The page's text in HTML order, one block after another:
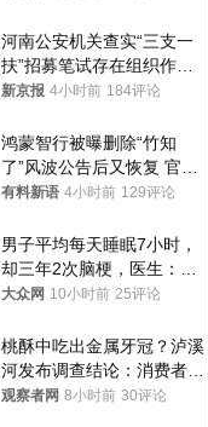
河南公安机关查实“三支一
扶”招募笔试存在组织作弊
犯罪行为
新京报 4小时前 184评论
鸿蒙智行被曝删除“竹知
了”风波公告后又恢复 官媒
曾力挺：劝华为要大度的，
有料新语 4小时前 129评论
男子平均每天睡眠7小时，
却三年2次脑梗，医生：这
样睡觉更伤身
大众网 10小时前 25评论
桃酥中吃出金属牙冠？泸溪
河发布调查结论：消费者已
澄清，所发视频情况不属实
观察者网 8小时前 30评论